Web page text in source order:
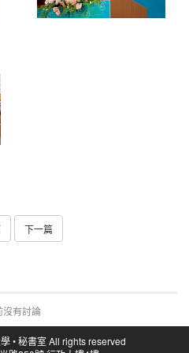
下一篇
沒有討論
• 秘書室 All rights reserved